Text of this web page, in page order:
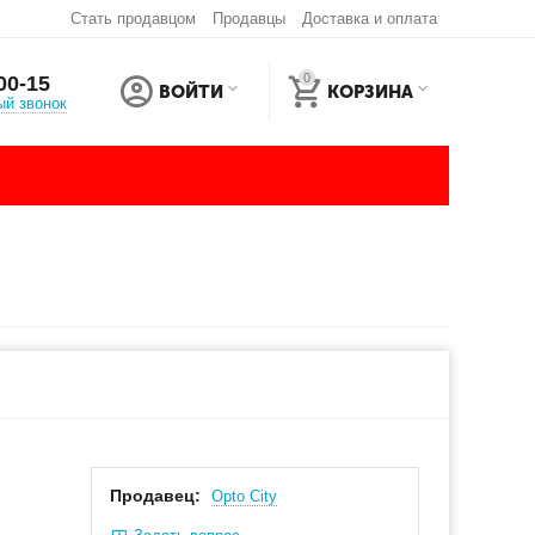
Стать продавцом Продавцы Доставка и оплата
15
звонок
ВОЙТИ
0
КОРЗИНА
Продавец: Оpto City